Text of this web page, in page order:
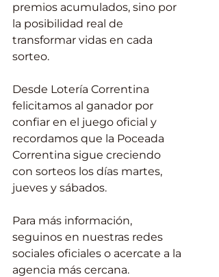
premios acumulados, sino por
la posibilidad real de
transformar vidas en cada
sorteo.
Desde Lotería Correntina
felicitamos al ganador por
confiar en el juego oficial y
recordamos que la Poceada
Correntina sigue creciendo
con sorteos los días martes,
jueves y sábados.
Para más información,
seguinos en nuestras redes
sociales oficiales o acercate a la
agencia más cercana.